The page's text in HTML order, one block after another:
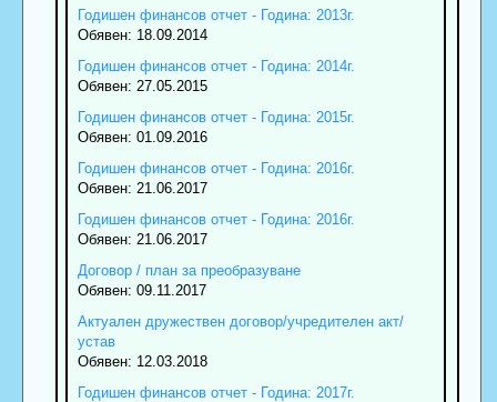
Годишен финансов отчет - Година: 2013г.
Обявен: 18.09.2014
Годишен финансов отчет - Година: 2014г.
Обявен: 27.05.2015
Годишен финансов отчет - Година: 2015г.
Обявен: 01.09.2016
Годишен финансов отчет - Година: 2016г.
Обявен: 21.06.2017
Годишен финансов отчет - Година: 2016г.
Обявен: 21.06.2017
Договор / план за преобразуване
Обявен: 09.11.2017
Актуален дружествен договор/учредителен акт/
устав
Обявен: 12.03.2018
Годишен финансов отчет - Година: 2017г.